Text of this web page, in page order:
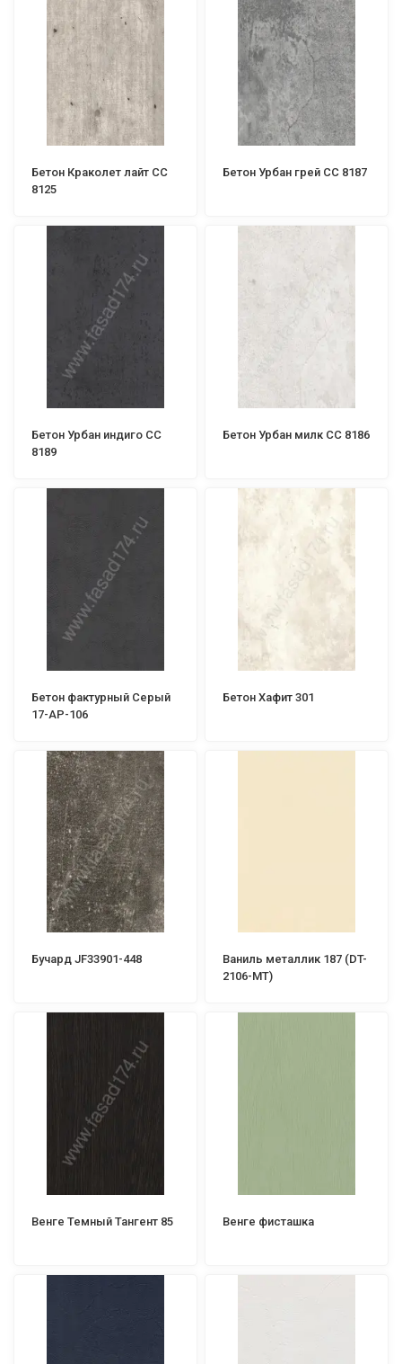
Бетон Краколет лайт СС
8125
Бетон Урбан грей СС 8187
Бетон Урбан индиго СС
8189
Бетон Урбан милк СС 8186
Бетон фактурный Серый
17-АР-106
Бетон Хафит 301
Бучард JF33901-448
Ваниль металлик 187 (DT-
2106-MT)
Венге Темный Тангент 85 Венге фисташка